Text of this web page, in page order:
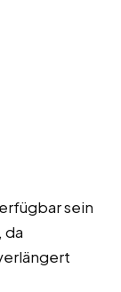
sein
da